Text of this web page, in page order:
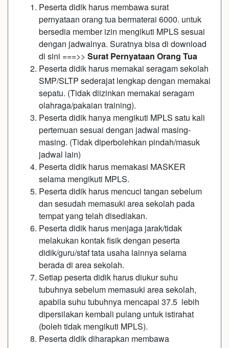
Peserta didik harus membawa surat
pernyataan orang tua bermaterai 6000. untuk
bersedia member izin mengikuti MPLS sesuai
dengan jadwalnya. Suratnya bisa di download
di sini ===>> Surat Pernyataan Orang Tua
Peserta didik harus memakai seragam sekolah
SMP/SLTP sederajat lengkap dengan memakai
sepatu. (Tidak diizinkan memakai seragam
olahraga/pakaian training).
Peserta didik hanya mengikuti MPLS satu kali
pertemuan sesuai dengan jadwal masing-
masing. (Tidak diperbolehkan pindah/masuk
jadwal lain)
Peserta didik harus memakasi MASKER
selama mengikuti MPLS.
Peserta didik harus mencuci tangan sebelum
dan sesudah memasuki area sekolah pada
tempat yang telah disediakan.
Peserta didik harus menjaga jarak/tidak
melakukan kontak fisik dengan peserta
didik/guru/staf tata usaha lainnya selama
berada di area sekolah.
Setiap peserta didik harus diukur suhu
tubuhnya sebelum memasuki area sekolah,
apabila suhu tubuhnya mencapai 37.5 lebih
dipersilakan kembali pulang untuk istirahat
(boleh tidak mengikuti MPLS).
Peserta didik diharapkan membawa